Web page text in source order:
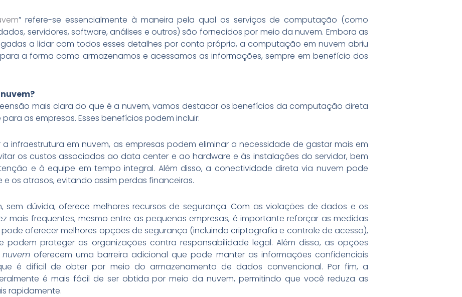
” refere-se essencialmente à maneira pela qual os serviços de computação (como
servidores, software, análises e outros) são fornecidos por meio da nuvem. Embora as
a lidar com todos esses detalhes por conta própria, a computação em nuvem abriu
a forma como armazenamos e acessamos as informações, sempre em benefício dos
mais clara do que é a nuvem, vamos destacar os benefícios da computação direta
as empresas. Esses benefícios podem incluir:
a infraestrutura em nuvem, as empresas podem eliminar a necessidade de gastar mais em
os custos associados ao data center e ao hardware e às instalações do servidor, bem
e à equipe em tempo integral. Além disso, a conectividade direta via nuvem pode
os atrasos, evitando assim perdas financeiras.
sem dúvida, oferece melhores recursos de segurança. Com as violações de dados e os
mais frequentes, mesmo entre as pequenas empresas, é importante reforçar as medidas
oferecer melhores opções de segurança (incluindo criptografia e controle de acesso),
podem proteger as organizações contra responsabilidade legal. Além disso, as opções
oferecem uma barreira adicional que pode manter as informações confidenciais
é difícil de obter por meio do armazenamento de dados convencional. Por fim, a
é mais fácil de ser obtida por meio da nuvem, permitindo que você reduza as
rapidamente.